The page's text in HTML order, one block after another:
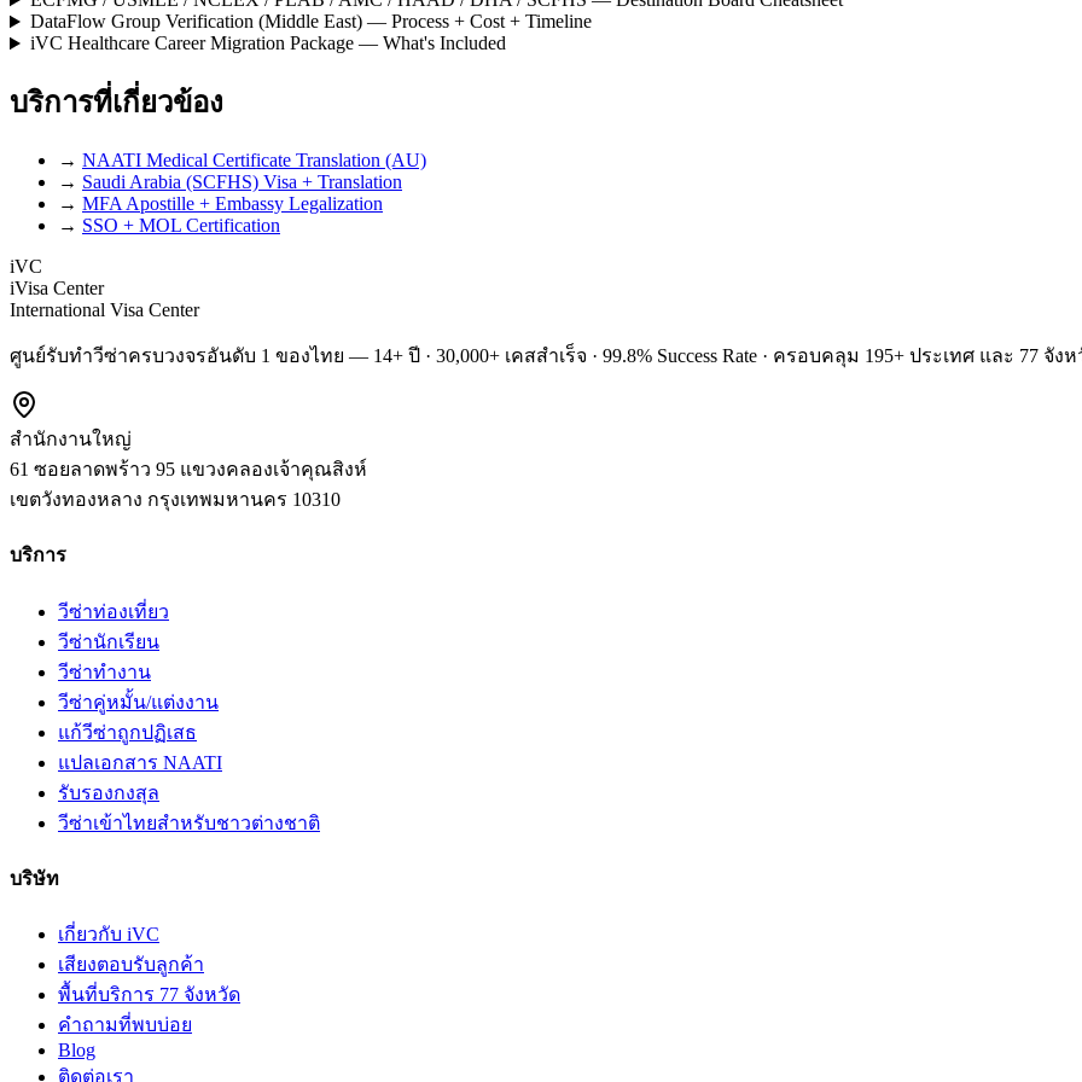
DataFlow Group Verification (Middle East) — Process + Cost + Timeline
iVC Healthcare Career Migration Package — What's Included
บริการที่เกี่ยวข้อง
→ NAATI Medical Certificate Translation (AU)
→ Saudi Arabia (SCFHS) Visa + Translation
→ MFA Apostille + Embassy Legalization
→ SSO + MOL Certification
iVC
iVisa Center
International Visa Center
ศูนย์รับทำวีซ่าครบวงจรอันดับ 1 ของไทย — 14+ ปี · 30,000+ เคสสำเร็จ · 99.8% Success Rate · ครอบคลุม 195+ ประเทศ และ 77 จัง
สำนักงานใหญ่
61 ซอยลาดพร้าว 95 แขวงคลองเจ้าคุณสิงห์
เขตวังทองหลาง กรุงเทพมหานคร 10310
บริการ
วีซ่าท่องเที่ยว
วีซ่านักเรียน
วีซ่าทำงาน
วีซ่าคู่หมั้น/แต่งงาน
แก้วีซ่าถูกปฏิเสธ
แปลเอกสาร NAATI
รับรองกงสุล
วีซ่าเข้าไทยสำหรับชาวต่างชาติ
บริษัท
เกี่ยวกับ iVC
เสียงตอบรับลูกค้า
พื้นที่บริการ 77 จังหวัด
คำถามที่พบบ่อย
Blog
ติดต่อเรา